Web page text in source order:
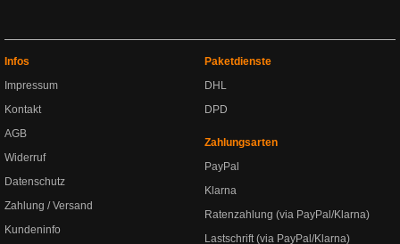
Infos
Impressum
Kontakt
AGB
Widerruf
Datenschutz
Zahlung / Versand
Kundeninfo
Paketdienste
DHL
DPD
Zahlungsarten
PayPal
Klarna
Ratenzahlung (via PayPal/Klarna)
Lastschrift (via PayPal/Klarna)